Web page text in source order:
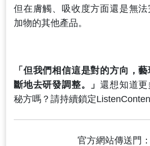
但在膚觸、吸收度方面還是無
加物的其他產品。
「但我們相信這是對的方向，
斷地去研發調整。」還想知道
秘方嗎？請持續鎖定
官方網站傳送門：